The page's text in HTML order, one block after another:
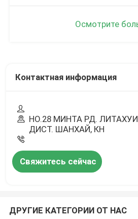
Осмотрите
Контактная информация
НО.28 МИНТА РД.
ДИСТ. ШАНХАЙ, КН
Свяжитесь сейчас
ДРУГИЕ КАТЕГОРИИ ОТ НАС